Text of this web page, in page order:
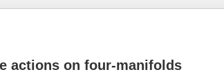
actions on four-manifolds